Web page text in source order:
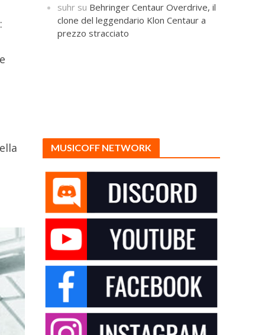
suhr su Behringer Centaur Overdrive, il
clone del leggendario Klon Centaur a
prezzo stracciato
MUSICOFF NETWORK